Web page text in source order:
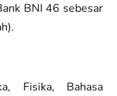
BNI 46 sebesar
Fisika, Bahasa